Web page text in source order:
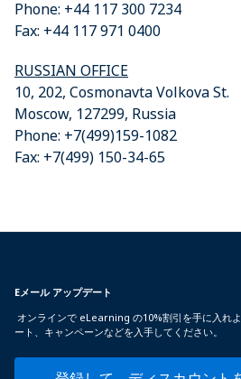
Phone: +44 117 300 7234
Fax: +44 117 971 0400
RUSSIAN OFFICE
10, 202, Cosmonavta Volkova St.
Moscow, 127299, Russia
Phone: +7(499)159-1082
Fax: +7(499) 150-34-65
Eメール アップデート
オンラインで eLearning の10%割引を手に入れ
ート、キャンペーンなどを入手してください。